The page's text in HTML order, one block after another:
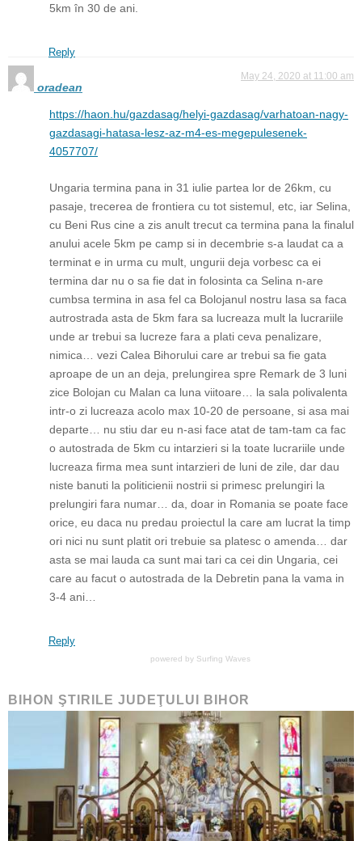
5km în 30 de ani.
Reply
oradean
May 24, 2020 at 11:00 am
https://haon.hu/gazdasag/helyi-gazdasag/varhatoan-nagy-
gazdasagi-hatasa-lesz-az-m4-es-megepulesenek-
4057707/
Ungaria termina pana in 31 iulie partea lor de 26km, cu
pasaje, trecerea de frontiera cu tot sistemul, etc, iar Selina,
cu Beni Rus cine a zis anult trecut ca termina pana la finalul
anului acele 5km pe camp si in decembrie s-a laudat ca a
terminat e in urma cu mult, ungurii deja vorbesc ca ei
termina dar nu o sa fie dat in folosinta ca Selina n-are
cumbsa termina in asa fel ca Bolojanul nostru lasa sa faca
autrostrada asta de 5km fara sa lucreaza mult la lucrariile
unde ar trebui sa lucreze fara a plati ceva penalizare,
nimica… vezi Calea Bihorului care ar trebui sa fie gata
aproape de un an deja, prelungirea spre Remark de 3 luni
zice Bolojan cu Malan ca luna viitoare… la sala polivalenta
intr-o zi lucreaza acolo max 10-20 de persoane, si asa mai
departe… nu stiu dar eu n-asi face atat de tam-tam ca fac
o autostrada de 5km cu intarzieri si la toate lucrariile unde
lucreaza firma mea sunt intarzieri de luni de zile, dar dau
niste banuti la politicienii nostrii si primesc prelungiri la
prelungiri fara numar… da, doar in Romania se poate face
orice, eu daca nu predau proiectul la care am lucrat la timp
ori nici nu sunt platit ori trebuie sa platesc o amenda… dar
asta se mai lauda ca sunt mai tari ca cei din Ungaria, cei
care au facut o autostrada de la Debretin pana la vama in
3-4 ani…
Reply
powered by Surfing Waves
BIHON ŞTIRILE JUDEŢULUI BIHOR